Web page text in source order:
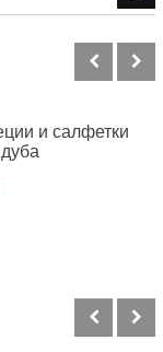
и салфетки